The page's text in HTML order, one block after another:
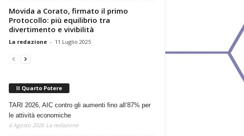
Movida a Corato, firmato il primo
Protocollo: più equilibrio tra
divertimento e vivibilità
La redazione - 11 Luglio 2025
Il Quarto Potere
TARI 2026, AIC contro gli aumenti fino all’87% per
le attività economiche
6 Agosto 2026 La redazione